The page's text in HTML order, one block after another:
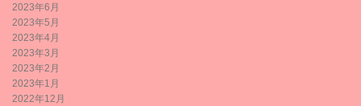
2023年6月
2023年5月
2023年4月
2023年3月
2023年2月
2023年1月
2022年12月